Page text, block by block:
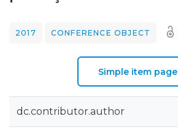
2017 CONFERENCE OBJECT
Simple item page
dc.contributor.author